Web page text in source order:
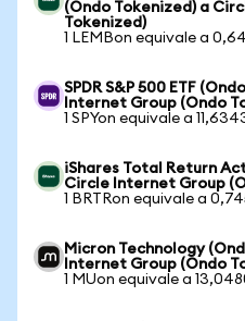
(Ondo Tokenized) a
Tokenized)
1 LEMBon equivale a
SPDR S&P 500 ETF
Internet Group (Ondo
1 SPYon equivale a
iShares Total Return
Circle Internet Group
1 BRTRon equivale a
Micron Technology
Internet Group (Ondo
1 MUon equivale a